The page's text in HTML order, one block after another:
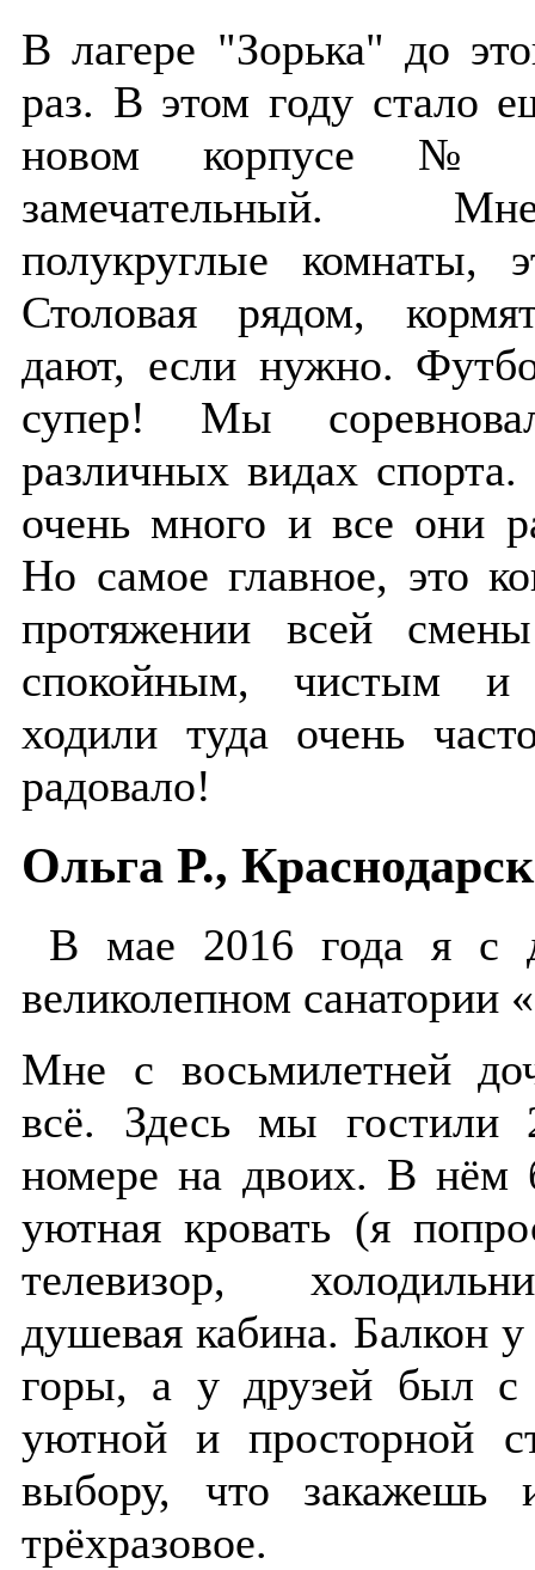
В лагере "Зорька" до
раз. В этом году стало
новом корпусе
замечательный.
полукруглые комнаты,
Столовая рядом,
дают, если нужно.
супер! Мы
различных видах
очень много и все они
Но самое главное, это
протяжении всей
спокойным, чистым и
ходили туда очень
радовало!
Ольга Р.,
В мае 2016 года я с
великолепном санатории
Мне с восьмилетней
всё. Здесь мы
номере на двоих. В нём
уютная кровать (я
телевизор,
душевая кабина. Балкон
горы, а у друзей был
уютной и просторной
выбору, что закажешь
трёхразовое.